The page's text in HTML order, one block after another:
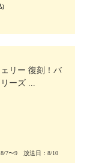
)
リー 復刻！バ
ーズ ...
7〜9 放送日：8/10